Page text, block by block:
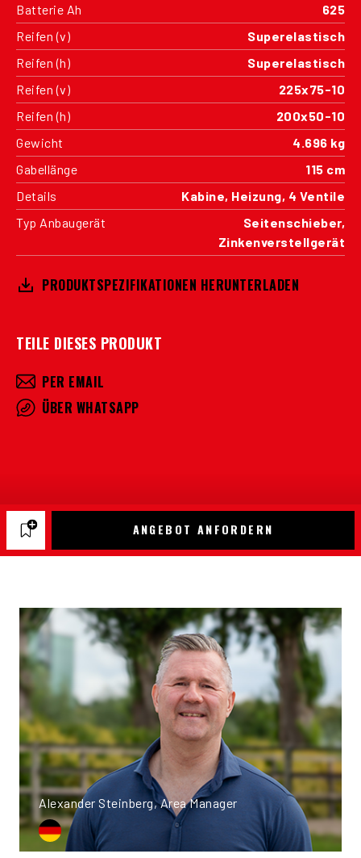
Batterie Ah
625
Reifen (v)
Superelastisch
Reifen (h)
Superelastisch
Reifen (v)
225x75-10
Reifen (h)
200x50-10
Gewicht
4.696 kg
Gabellänge
115 cm
Details
Kabine, Heizung, 4 Ventile
Typ Anbaugerät
Seitenschieber,
Zinkenverstellgerät
PRODUKTSPEZIFIKATIONEN HERUNTERLADEN
TEILE DIESES PRODUKT
PER EMAIL
ÜBER WHATSAPP
ANGEBOT ANFORDERN
Alexander Steinberg, Area Manager